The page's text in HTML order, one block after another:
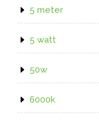
5 meter
5 watt
50w
6000k